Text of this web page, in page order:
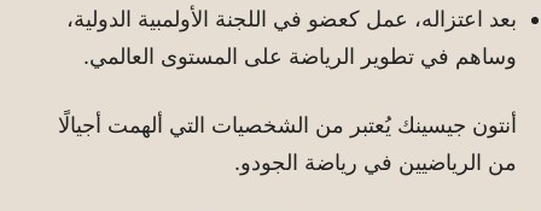
بعد اعتزاله، عمل كعضو في اللجنة الأولمبية الدولية،
وساهم في تطوير الرياضة على المستوى العالمي.
أنتون جيسينك يُعتبر من الشخصيات التي ألهمت أجيالًا
من الرياضيين في رياضة الجودو.